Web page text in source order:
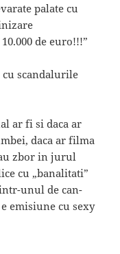
palate cu
de euro!!!”
scandalurile
ar fi si daca ar
daca ar filma
zbor in jurul
cu „banalitati”
unul de can-
emisiune cu sexy